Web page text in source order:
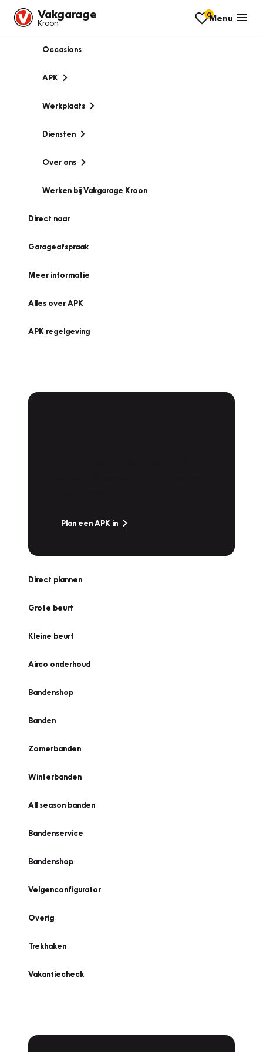
Vakgarage
Kroon
0Menu
Occasions
APK
Werkplaats
Diensten
Over ons
Werken bij Vakgarage Kroon
Direct naar
Garageafspraak
Meer informatie
Alles over APK
APK regelgeving
Plan een APK in
Direct plannen
Grote beurt
Kleine beurt
Airco onderhoud
Bandenshop
Banden
Zomerbanden
Winterbanden
All season banden
Bandenservice
Bandenshop
Velgenconfigurator
Overig
Trekhaken
Vakantiecheck